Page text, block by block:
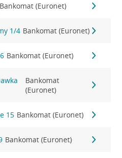
Bankomat (Euronet)
1/4 Bankomat (Euronet)
Bankomat (Euronet)
Bankomat
(Euronet)
15 Bankomat (Euronet)
Bankomat (Euronet)